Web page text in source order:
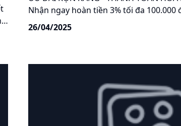
Nhận ngay hoàn tiền 3% tối đa 100.000
cước VNPT trên My VNPT! Có My VNPT,
26/04/2025